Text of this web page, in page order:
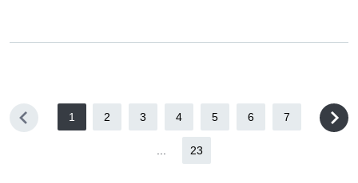
1 2 3 4 5 6 7
23